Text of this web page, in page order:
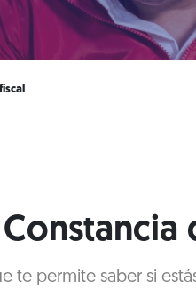
te permite saber si